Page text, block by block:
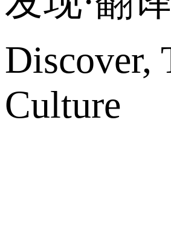
Discover,
Culture